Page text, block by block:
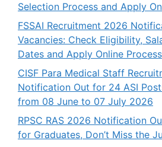
Selection Process and Apply
FSSAI Recruitment 2026
Vacancies: Check Eligibility,
Dates and Apply Online Process
CISF Para Medical Staff
Notification Out for 24 ASI
from 08 June to 07 July 2026
RPSC RAS 2026 Notification
for Graduates, Don’t Miss the